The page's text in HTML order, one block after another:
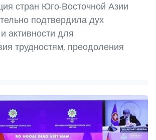
стран Юго-Восточной Азии
подтвердила дух
активности для
трудностям, преодоления